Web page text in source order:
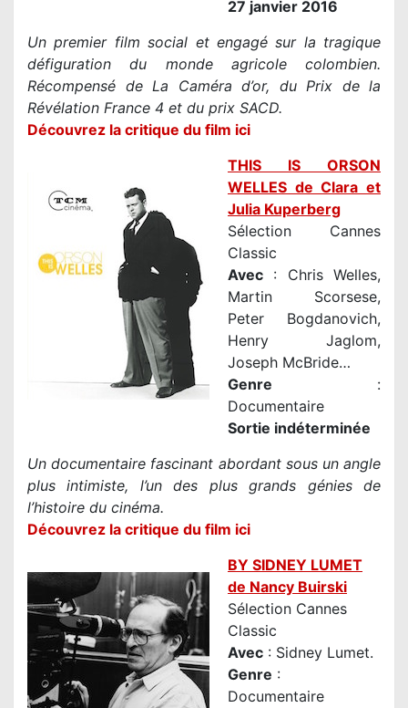
27 janvier 2016
Un premier film social et engagé sur la tragique
défiguration du monde agricole colombien.
Récompensé de La Caméra d’or, du Prix de la
Révélation France 4 et du prix SACD.
Découvrez la critique du film ici
THIS IS ORSON
WELLES de Clara et
Julia Kuperberg
Sélection Cannes
Classic
Avec : Chris Welles,
Martin Scorsese,
Peter Bogdanovich,
Henry Jaglom,
Joseph McBride…
Genre :
Documentaire
Sortie indéterminée
Un documentaire fascinant abordant sous un angle
plus intimiste, l’un des plus grands génies de
l’histoire du cinéma.
Découvrez la critique du film ici
BY SIDNEY LUMET
de Nancy Buirski
Sélection Cannes
Classic
Avec : Sidney Lumet.
Genre :
Documentaire